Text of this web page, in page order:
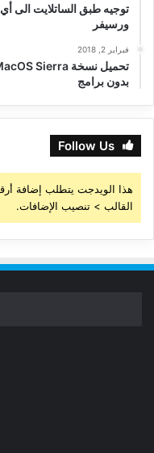
توجيه طبق الساتلايت الى
ورسيفر
فبراير 2, 2018
بدون برامج
Follow Us
هذا الويدجت يتطلب إضافة
القالب > تنصيب الإضافات.